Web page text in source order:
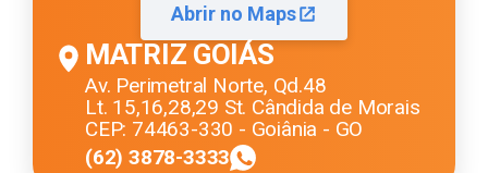
Abrir no Maps
MATRIZ GOIÁS
Av. Perimetral Norte, Qd.48
Lt. 15,16,28,29 St. Cândida de Morais
CEP: 74463-330 - Goiânia - GO
(62) 3878-3333